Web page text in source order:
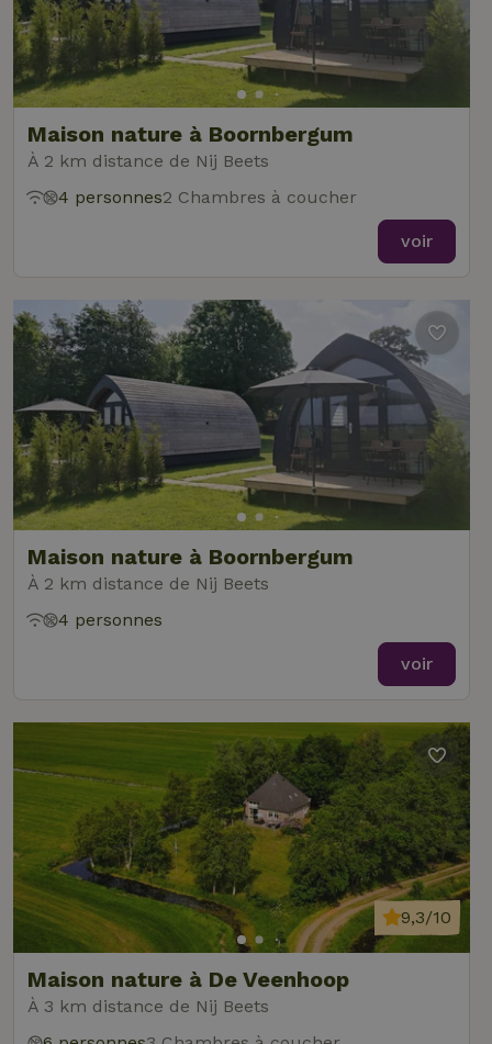
Maison nature à Boornbergum
À 2 km distance de Nij Beets
4 personnes2 Chambres à coucher
voir
Maison nature à Boornbergum
À 2 km distance de Nij Beets
4 personnes
voir
Maison nature à De Veenhoop
À 3 km distance de Nij Beets
9,3/10